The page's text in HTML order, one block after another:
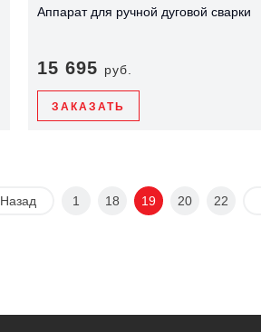
Аппарат для ручной дуговой сварки
15 695 руб.
ЗАКАЗАТЬ
Назад 1 18 19 20 22